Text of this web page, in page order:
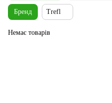
Бренд Trefl
Немає товарів